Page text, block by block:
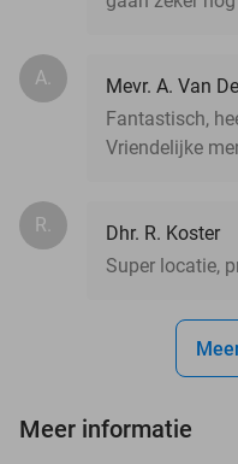
A.
Mevr. A. Van
Fantastisch,
Vriendelijke
R.
Dhr. R. Koster
Super locatie,
Meer informatie